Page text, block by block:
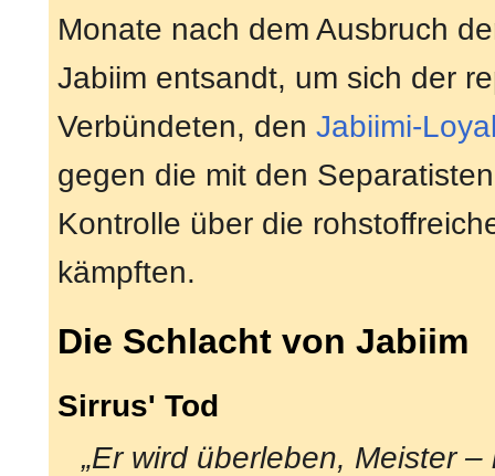
Monate nach dem Ausbruch
Jabiim entsandt, um sich der
Verbündeten, den Jabiimi-
gegen die mit den
Kontrolle über die
kämpften.
Die Schlacht von Jabiim
Sirrus' Tod
„Er wird überleben, Meister